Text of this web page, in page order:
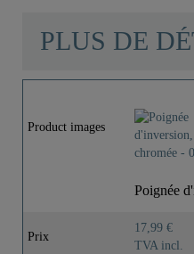
Poids
PLUS DE
Product images
Poignée
Prix
17,99 €
TVA incl.